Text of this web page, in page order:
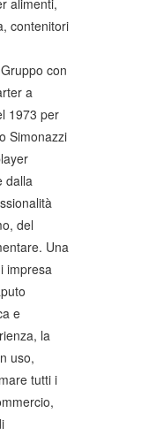
alimenti,
contenitori
con
a
1973 per
Simonazzi
dalla
del
Una
impresa
e
la
uso,
tutti i